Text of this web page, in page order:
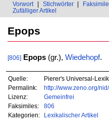
Vorwort Stichwörter
Zufälliger Artikel
Epops
[806] Epops(gr.), Wiedehopf.
Quelle:
Pierer's Universal-
Permalink:
http://www.zeno.org/
Lizenz:
Gemeinfrei
Faksimiles:
806
Kategorien:
Lexikalischer Artikel